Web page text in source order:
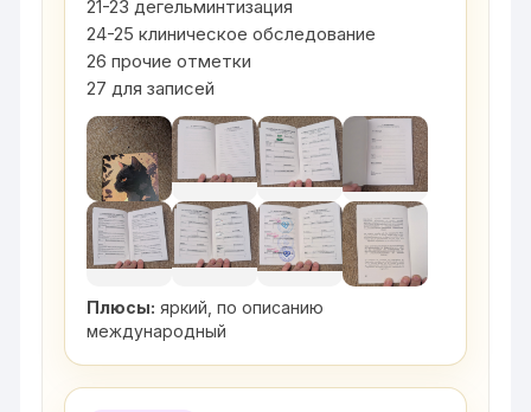
21-23 дегельминтизация
24-25 клиническое обследование
26 прочие отметки
27 для записей
Плюсы: яркий, по описанию
международный